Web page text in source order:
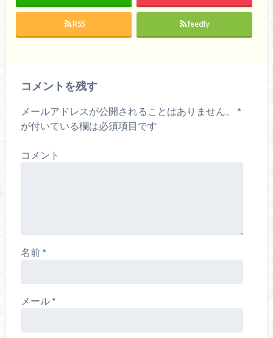
ド
ウ
き
さ
い
(
新
し
ウ
で
ま
す
)
RSS feedly
コメントを残す
メールアドレスが公開されることはありません。
*
が付いている欄は必須項目です
コメント
名前*
メール*